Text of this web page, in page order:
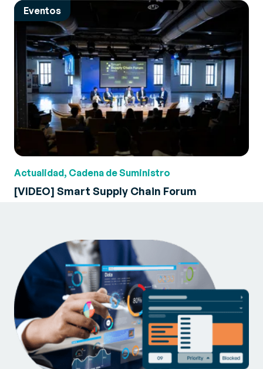
Eventos
Actualidad, Cadena de Suministro
[VIDEO] Smart Supply Chain Forum